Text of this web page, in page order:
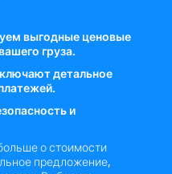
выгодные ценовые
груза.
детальное
и
о стоимости
предложение,